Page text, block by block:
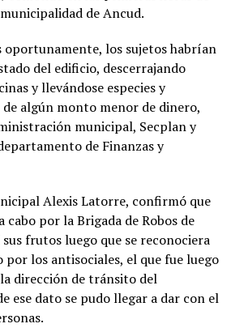
de Ancud.
oportunamente, los sujetos habrían
del edificio, descerrajando
y llevándose especies y
de algún monto menor de dinero,
municipal, Secplan y
de Finanzas y
Alexis Latorre, confirmó que
cabo por la Brigada de Robos de
frutos luego que se reconociera
los antisociales, el que fue luego
dirección de tránsito del
ese dato se pudo llegar a dar con el